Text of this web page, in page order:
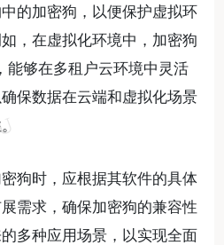
的加密狗，以便保护虚拟环
，在虚拟化环境中，加密狗
够在多租户云环境中灵活
保数据在云端和虚拟化场景
狗时，应根据其软件的具体
需求，确保加密狗的兼容性
多种应用场景，以实现全面